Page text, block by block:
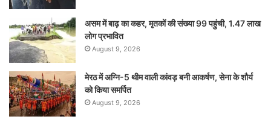
असम में बाढ़ का कहर, मृतकों की संख्या 99 पहुंची, 1.47 लाख
लोग प्रभावित
August 9, 2026
मेरठ में अग्नि-5 थीम वाली कांवड़ बनी आकर्षण, सेना के शौर्य
को किया समर्पित
August 9, 2026